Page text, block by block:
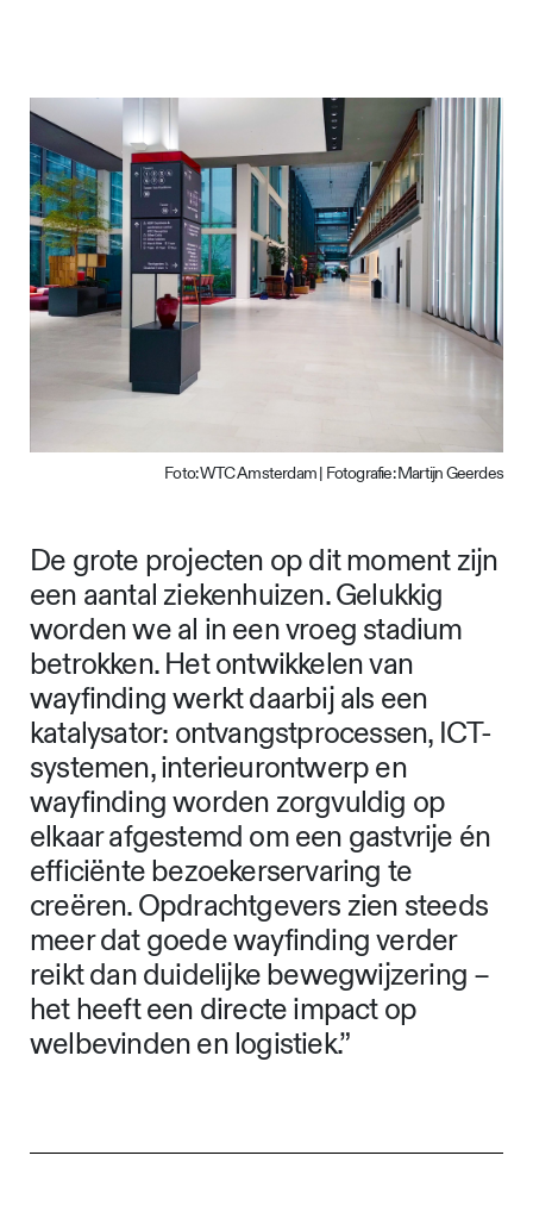
Foto: WTC Amsterdam | Fotografie: Martijn Geerdes
De grote projecten op dit moment zijn
een aantal ziekenhuizen. Gelukkig
worden we al in een vroeg stadium
betrokken. Het ontwikkelen van
wayfinding werkt daarbij als een
katalysator: ontvangstprocessen, ICT-
systemen, interieurontwerp en
wayfinding worden zorgvuldig op
elkaar afgestemd om een gastvrije én
efficiënte bezoekerservaring te
creëren. Opdrachtgevers zien steeds
meer dat goede wayfinding verder
reikt dan duidelijke bewegwijzering –
het heeft een directe impact op
welbevinden en logistiek.”